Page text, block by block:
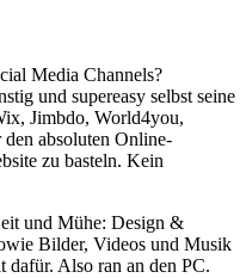
Media Channels?
und supereasy selbst seine
Jimbdo, World4you,
den absoluten Online-
zu basteln. Kein
und Mühe: Design &
Bilder, Videos und Musik
dafür. Also ran an den PC.